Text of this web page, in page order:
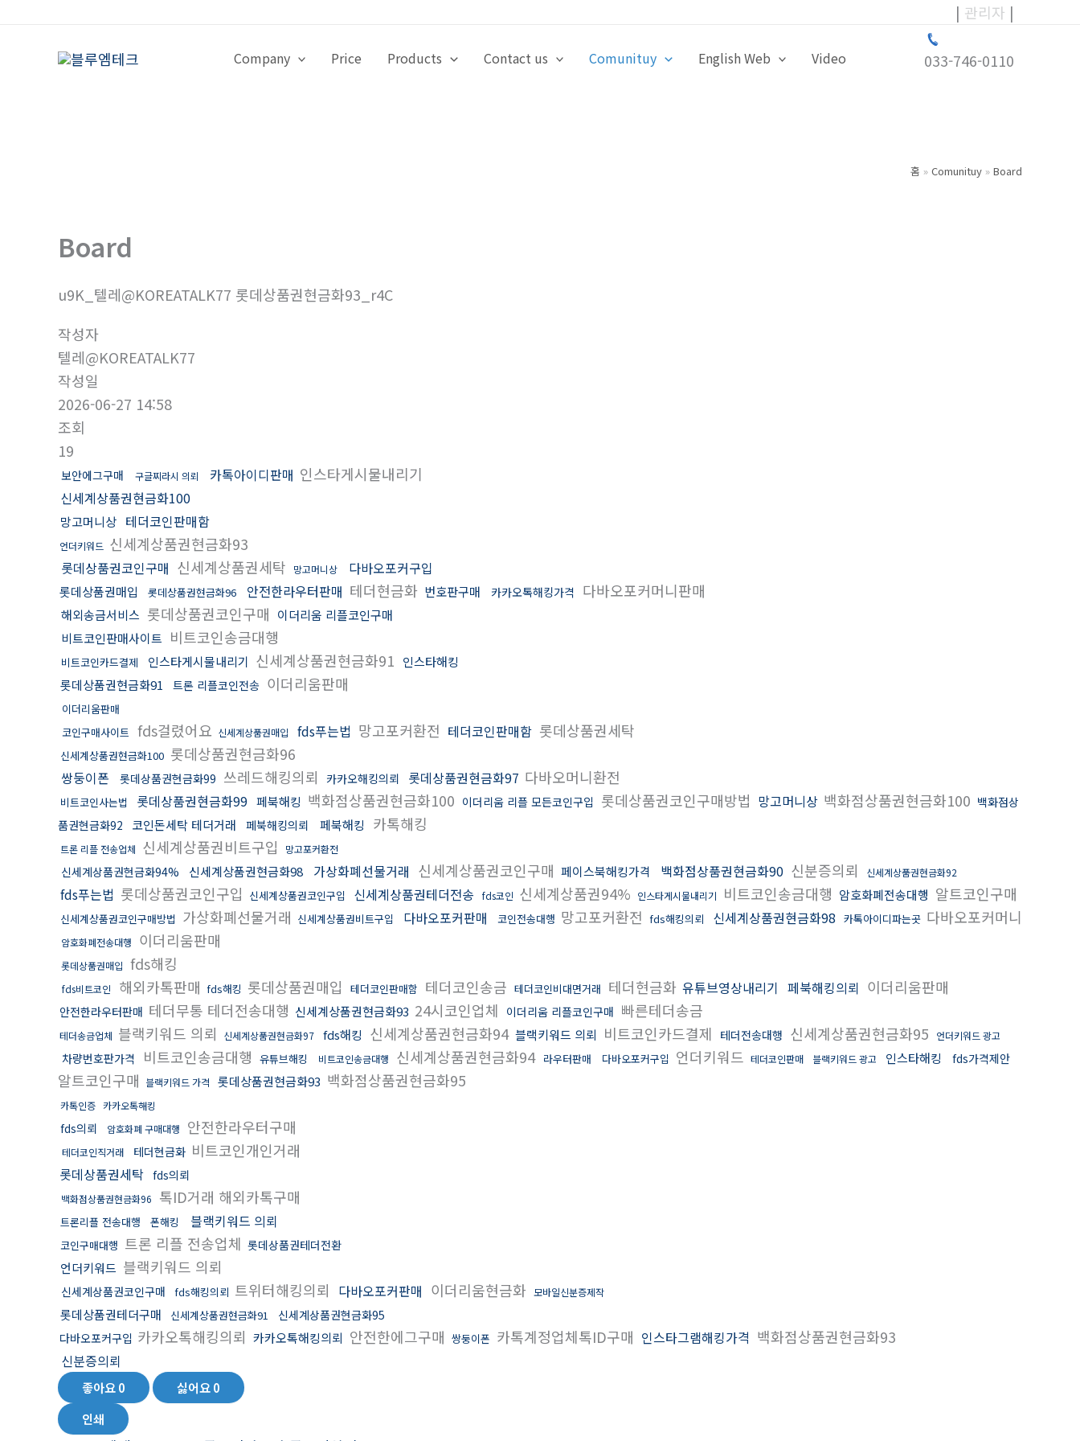
| 관리자 |
Company Price Products Contact us Comunituy English Web Video 033-746-0110
홈 Comunituy Board
Board
u9K_텔레@KOREATALK77 롯데상품권현금화93_r4C
작성자
텔레@KOREATALK77
작성일
2026-06-27 14:58
조회
19
보안에그구매 구글찌라시 의뢰 카톡아이디판매 인스타게시물내리기
신세계상품권현금화100
망고머니상 테더코인판매함
언더키워드 신세계상품권현금화93
롯데상품권코인구매 신세계상품권세탁 망고머니상 다바오포커구입
롯데상품권매입 롯데상품권현금화96 안전한라우터판매 테더현금화 번호판구매 카카오톡해킹가격 다바오포커머니판매
해외송금서비스 롯데상품권코인구매 이더리움 리플코인구매
비트코인판매사이트 비트코인송금대행
비트코인카드결제 인스타게시물내리기 신세계상품권현금화91 인스타해킹
롯데상품권현금화91
트론 리플코인전송 이더리움판매
이더리움판매
코인구매사이트 fds걸렸어요 신세계상품권매입 fds푸는법 망고포커환전 테더코인판매함 롯데상품권세탁
신세계상품권현금화100 롯데상품권현금화96
쌍둥이폰 롯데상품권현금화99 쓰레드해킹의뢰 카카오해킹의뢰 롯데상품권현금화97 다바오머니환전
비트코인사는법 롯데상품권현금화99 페북해킹 백화점상품권현금화100 이더리움 리플 모든코인구입 롯데상품권코인구매방법 망고머니상 백화점상품권현금화100 백화점상
품권현금화92
코인돈세탁 테더거래 페북해킹의뢰 페북해킹 카톡해킹
트론 리플 전송업체 신세계상품권비트구입 망고포커환전
신세계상품권현금화94% 신세계상품권현금화98 가상화폐선물거래 신세계상품권코인구매 페이스북해킹가격 백화점상품권현금화90 신분증의뢰 신세계상품권현금화92
fds푸는법 롯데상품권코인구입 신세계상품권코인구입 신세계상품권테더전송 fds코인 신세계상품권94% 인스타게시물내리기 비트코인송금대행 암호화폐전송대행 알트코인구매
신세계상품권코인구매방법 가상화폐선물거래 신세계상품권비트구입 다바오포커판매 코인전송대행 망고포커환전 fds해킹의뢰 신세계상품권현금화98 카톡아이디파는곳 다바오포커머니
암호화폐전송대행 이더리움판매
롯데상품권매입 fds해킹
fds비트코인 해외카톡판매 fds해킹 롯데상품권매입 테더코인판매함 테더코인송금 테더코인비대면거래 테더현금화 유튜브영상내리기 페북해킹의뢰 이더리움판매
안전한라우터판매 테더무통 테더전송대행 신세계상품권현금화93 24시코인업체 이더리움 리플코인구매 빠른테더송금
테더송금업체 블랙키워드 의뢰 신세계상품권현금화97 fds해킹 신세계상품권현금화94 블랙키워드 의뢰 비트코인카드결제 테더전송대행 신세계상품권현금화95 언더키워드 광고
차량번호판가격 비트코인송금대행 유튜브해킹 비트코인송금대행 신세계상품권현금화94 라우터판매 다바오포커구입 언더키워드 테더코인판매 블랙키워드 광고 인스타해킹 fds가격제안
알트코인구매 블랙키워드 가격 롯데상품권현금화93 백화점상품권현금화95
카톡인증 카카오톡해킹
fds의뢰 암호화폐 구매대행 안전한라우터구매
테더코인직거래 테더현금화 비트코인개인거래
롯데상품권세탁 fds의뢰
백화점상품권현금화96 톡ID거래 해외카톡구매
트론리플 전송대행 폰해킹 블랙키워드 의뢰
코인구매대행 트론 리플 전송업체 롯데상품권테더전환
언더키워드 블랙키워드 의뢰
신세계상품권코인구매 fds해킹의뢰 트위터해킹의뢰 다바오포커판매 이더리움현금화 모바일신분증제작
롯데상품권테더구매 신세계상품권현금화91
신세계상품권현금화95
다바오포커구입 카카오톡해킹의뢰 카카오톡해킹의뢰 안전한에그구매 쌍둥이폰 카톡계정업체톡ID구매 인스타그램해킹가격 백화점상품권현금화93
신분증의뢰
좋아요0 싫어요0
인쇄